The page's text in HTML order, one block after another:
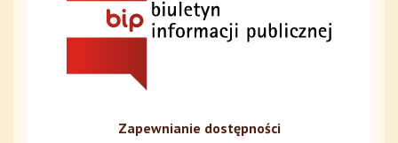
Zapewnianie dostępności